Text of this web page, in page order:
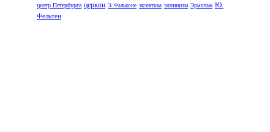
центр Петербурга церкви Э. Фальконе эклектика эллинизм Эрмитаж Ю.
Фельтен